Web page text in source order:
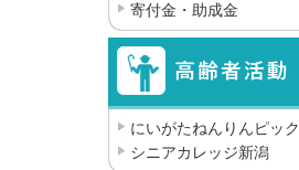
寄付金・助成金
にいがたねんりんピック
シニアカレッジ新潟